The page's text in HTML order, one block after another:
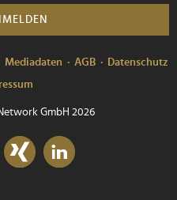
Mediadaten AGB
Datenschutz
GmbH 2026